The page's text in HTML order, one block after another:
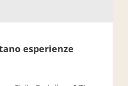
esperienze